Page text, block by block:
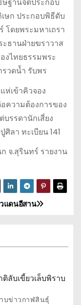
ษก ประกอบพิธีดับ
โดยพระมหาเถรา
ธานฝ่ายฆราวาส
งไทยธรรมพระ
วดน้ำ รับพร
เข้าคิวจอง
ความต้องการของ
รรดานักเสี่ยง
ลา ทะเบียน 141
จ.สุรินทร์ รายงาน
แดนอีสาน
ลับเขี้ยวเล็บพิราบ
บข่าวกาฬสินธุ์